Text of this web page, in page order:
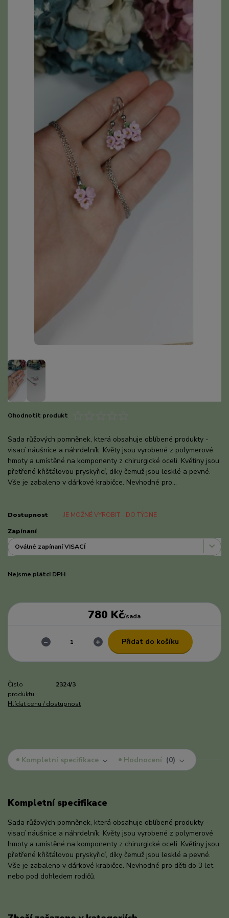
Ohodnotit produkt
Sada růžových pomněnek, která obsahuje oblíbené produkty -
visací náušnice a náhrdelník. Květy jsou vyrobené z polymerové
hmoty a umístěné na komponenty z chirurgické oceli. Květiny jsou
přetřené křišťálovou pryskyřicí, díky čemuž jsou lesklé a pevné.
Vše je zabaleno v dárkové krabičce. Nevhodné pro...
Dostupnost JE MOŽNÉ VYROBIT - DO TÝDNE
Zapínaní
Nejsme plátci DPH
780 Kč/sada
Přidat do košíku
Číslo
produktu:
2324/3
Hlídat cenu / dostupnost
Kompletní specifikace Hodnocení 0
Kompletní specifikace
Sada růžových pomněnek, která obsahuje oblíbené produkty -
visací náušnice a náhrdelník. Květy jsou vyrobené z polymerové
hmoty a umístěné na komponenty z chirurgické oceli. Květiny jsou
přetřené křišťálovou pryskyřicí, díky čemuž jsou lesklé a pevné.
Vše je zabaleno v dárkové krabičce. Nevhodné pro děti do 3 let
nebo pod dohledem rodičů.